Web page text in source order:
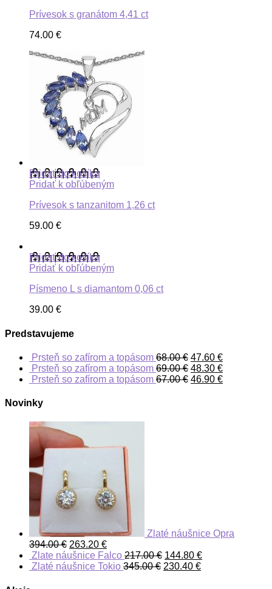
Prívesok s granátom 4,41 ct
74.00 €
Pridať do košíka
Pridať k obľúbeným
Prívesok s tanzanitom 1,26 ct
59.00 €
Pridať do košíka
Pridať k obľúbeným
Písmeno L s diamantom 0,06 ct
39.00 €
Predstavujeme
Prsteň so zafírom a topásom 68.00€ 47.60 €
Prsteň so zafírom a topásom 69.00€ 48.30 €
Prsteň so zafírom a topásom 67.00€ 46.90 €
Novinky
Zlaté náušnice Opra
394.00€ 263.20 €
Zlate náušnice Falco 217.00€ 144.80 €
Zlaté náušnice Tokio 345.00€ 230.40 €